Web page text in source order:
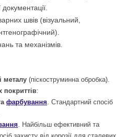
швів (візуальний,
та механізмів.
металу (піскоструминна обробка).
покриттів:
фарбування . Стандартний спосіб
. Найбільш ефективний та